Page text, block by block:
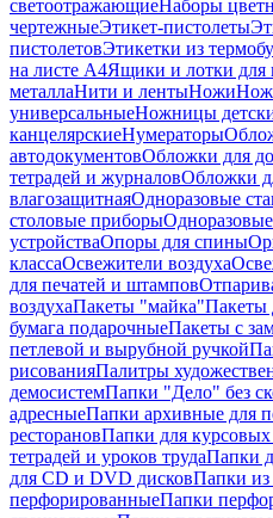
светоотражающиеНаборы
чертежныеЭтикет-пистолеты
пистолетовЭтикетки из
на листе А4Ящики и лотки для
металлаНити и лентыНожи
универсальныеНожницы
канцелярскиеНумераторы
автодокументовОбложки для
тетрадей и журналовОбложки
влагозащитнаяОдноразовые
столовые приборы
устройстваОпоры для спины
классаОсвежители воздуха
для печатей и штампов
воздухаПакеты "майка"Пакеты
бумага подарочныеПакеты с
петлевой и вырубной ручкой
рисованияПалитры
демосистемПапки "Дело" без
адресныеПапки архивные для
ресторановПапки для
тетрадей и уроков трудаПапки
для CD и DVD дисковПапки
перфорированныеПапки